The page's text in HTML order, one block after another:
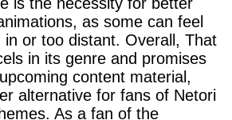
as some can feel
in or too distant. Overall, That
in its genre and promises
content material,
alternative for fans of Netori
As a fan of the